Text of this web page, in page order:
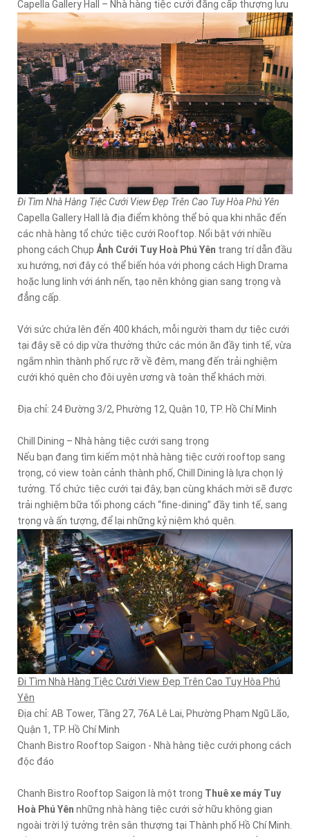
Capella Gallery Hall – Nhà hàng tiệc cưới đẳng cấp thượng lưu
Đi Tìm Nhà Hàng Tiệc Cưới View Đẹp Trên Cao Tuy Hòa Phú Yên
Capella Gallery Hall là địa điểm không thể bỏ qua khi nhắc đến
các nhà hàng tổ chức tiệc cưới Rooftop. Nổi bật với nhiều
phong cách Chụp Ảnh Cưới Tuy Hoà Phú Yên trang trí dẫn đầu
xu hướng, nơi đây có thể biến hóa với phong cách High Drama
hoặc lung linh với ánh nến, tạo nên không gian sang trọng và
đẳng cấp.
Với sức chứa lên đến 400 khách, mỗi người tham dự tiệc cưới
tại đây sẽ có dịp vừa thưởng thức các món ăn đầy tinh tế, vừa
ngắm nhìn thành phố rực rỡ về đêm, mang đến trải nghiệm
cưới khó quên cho đôi uyên ương và toàn thể khách mời.
Địa chỉ: 24 Đường 3/2, Phường 12, Quận 10, TP. Hồ Chí Minh
Chill Dining – Nhà hàng tiệc cưới sang trọng
Nếu bạn đang tìm kiếm một nhà hàng tiệc cưới rooftop sang
trọng, có view toàn cảnh thành phố, Chill Dining là lựa chọn lý
tưởng. Tổ chức tiệc cưới tại đây, bạn cùng khách mời sẽ được
trải nghiệm bữa tối phong cách “fine-dining” đầy tinh tế, sang
trọng và ấn tượng, để lại những kỷ niệm khó quên.
Đi Tìm Nhà Hàng Tiệc Cưới View Đẹp Trên Cao Tuy Hòa Phú
Yên
Địa chỉ: AB Tower, Tầng 27, 76A Lê Lai, Phường Phạm Ngũ Lão,
Quận 1, TP. Hồ Chí Minh
Chanh Bistro Rooftop Saigon - Nhà hàng tiệc cưới phong cách
độc đáo
Chanh Bistro Rooftop Saigon là một trong Thuê xe máy Tuy
Hoà Phú Yên những nhà hàng tiệc cưới sở hữu không gian
ngoài trời lý tưởng trên sân thượng tại Thành phố Hồ Chí Minh.